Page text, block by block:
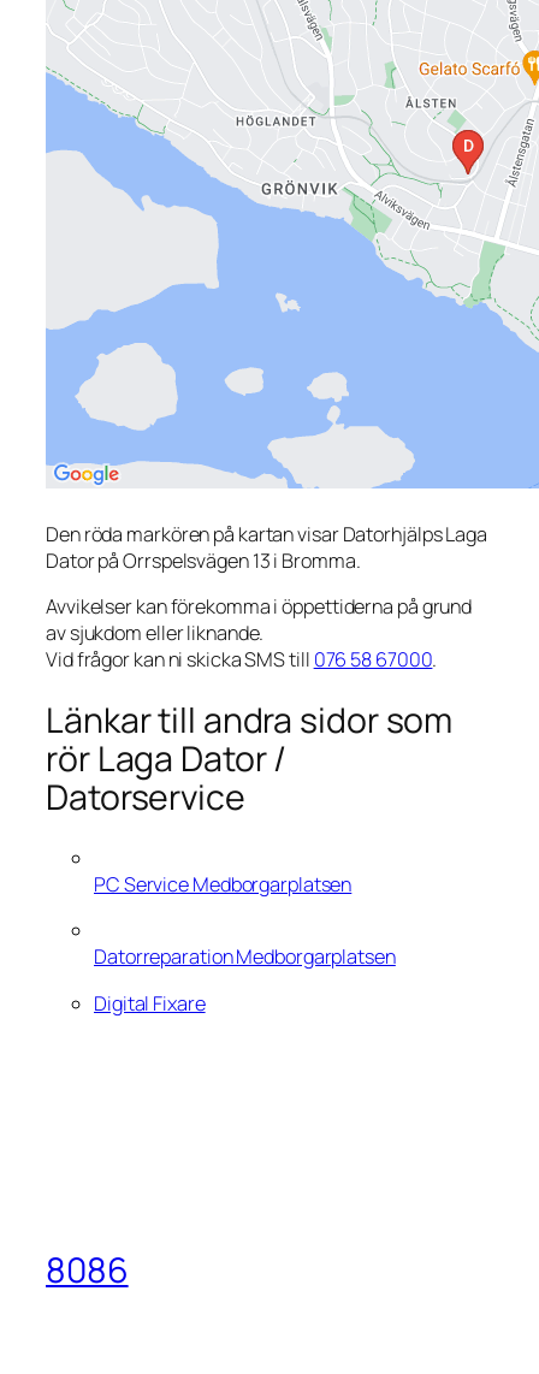
Den röda markören på kartan visar Datorhjälps Laga
Dator på Orrspelsvägen 13 i Bromma.
Avvikelser kan förekomma i öppettiderna på grund
av sjukdom eller liknande.
Vid frågor kan ni skicka SMS till 076 58 67000.
Länkar till andra sidor som
rör Laga Dator /
Datorservice
PC Service Medborgarplatsen
Datorreparation Medborgarplatsen
Digital Fixare
8086